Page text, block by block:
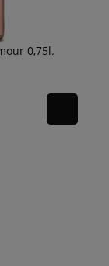
0,75l.